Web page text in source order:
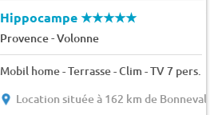
Hippocampe★★★★★
Provence-Volonne
Mobil home - Terrasse - Clim - TV 7 pers.
Location située à 162 km de Bonneval